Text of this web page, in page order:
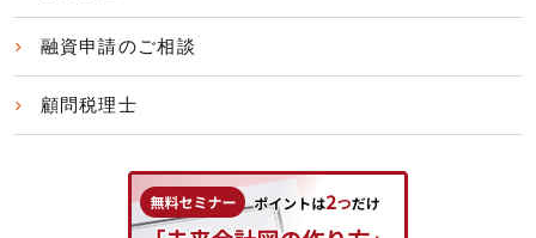
融資申請のご相談
顧問税理士